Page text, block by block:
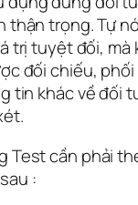
thận trọng. Tự
trị tuyệt đối, mà
đối chiếu,
tin khác về đối
Test cần phải
: